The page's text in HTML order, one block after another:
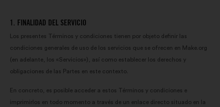
1. FINALIDAD DEL SERVICIO
Los presentes Términos y condiciones tienen por objeto definir las
condiciones generales de uso de los servicios que se ofrecen en Make.org
(en adelante, los «Servicios»), así como establecer los derechos y
obligaciones de las Partes en este contexto.
En concreto, es posible acceder a estos Términos y condiciones e
imprimirlos en todo momento a través de un enlace directo situado en la